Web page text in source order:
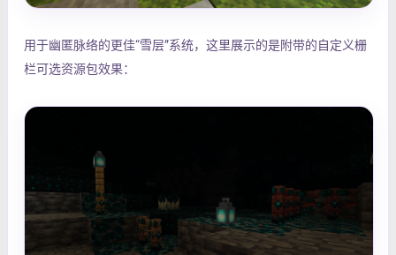
用于幽匿脉络的更佳“雪层”系统，这里展示的是附带的自定义栅
栏可选资源包效果：